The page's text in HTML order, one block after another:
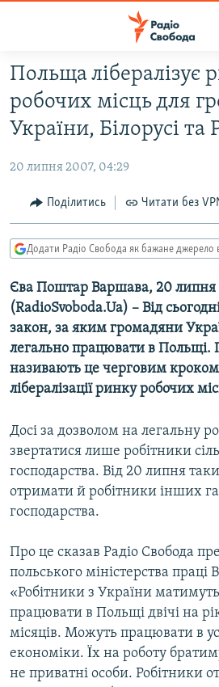
Перейти
до
основного
матеріалу
Перейти
до
навігації
Перейти
до
РАДІО СВОБОДА – 70 РОКІВ
ВСЕ ЗА ДОБУ
СТАТТІ
ПОЛІТИКА
ЕКОНОМІКА
КУЛЬТУРА
СПОРТ
СВІТ
ВІЙНА
РОСІЙСЬКА «ФІЛЬТРАЦІЯ»
КРИМ.РЕАЛІЇ
ТИ ЯК?
СХЕМИ
КИТАЙ.ВИКЛИКИ
МУЛЬТИМЕДІА
СПЕЦПРОЄКТИ
ПОДКАСТИ
КРИМ РЕАЛІЇ
УКР
КТАТ
ДОЛУЧАЙСЯ!
Польща лібералізує
робочих місць для
України, Білорусі та
20 липня 2007, 04:29
Поділитись Читати без
Додати Радіо Свобода як бажане джерело
Єва Поштар Варшава, 20 липня
(RadioSvoboda.Ua) – Від
закон, за яким громадяни
легально працювати в Польщі.
називають це черговим
лібералізації ринку робочих
Досі за дозволом на легальну
звертатися лише робітники
господарства. Від 20 липня
отримати й робітники інших
господарства.
Про це сказав Радіо Свобода
польського міністерства праці
«Робітники з України
працювати в Польщі двічі на
місяців. Можуть працювати в
економіки. Ïх на роботу
не приватні особи. Робітники